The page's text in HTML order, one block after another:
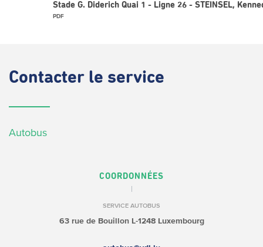
Stade G. Diderich Quai 1 - Ligne 26 - STEINSEL,
PDF
Contacter le service
Autobus
COORDONNÉES
SERVICE AUTOBUS
63 rue de BouillonL-1248 Luxembourg